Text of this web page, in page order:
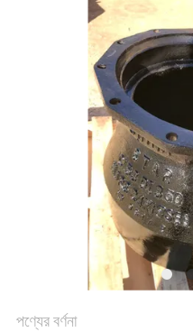
পণ্যের বর্ণনা